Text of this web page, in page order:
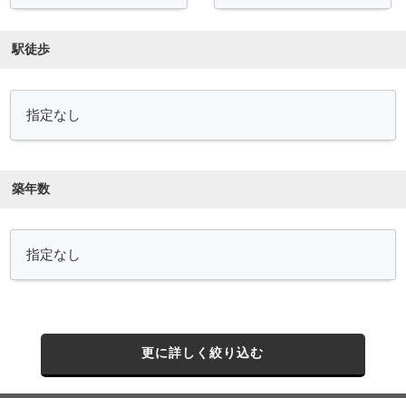
駅徒歩
築年数
更に詳しく絞り込む